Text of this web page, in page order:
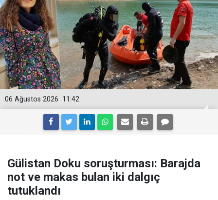
11:42
06 Ağustos 2026
Gülistan Doku soruşturması: Barajda
not ve makas bulan iki dalgıç
tutuklandı